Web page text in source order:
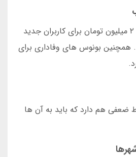
بونوس خوشامدگویی تا ۲ میلیون تومان برای کاربران جدید
همچنین بونوس های وفاداری برای
اس بی تی 90 نقاط ضعفی هم دارد که باید به آن ها